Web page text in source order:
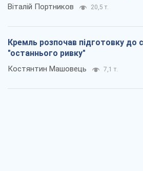
Віталій Портников 20,5 т.
Кремль розпочав підготовку до
"останнього ривку"
Костянтин Машовець 7,1 т.